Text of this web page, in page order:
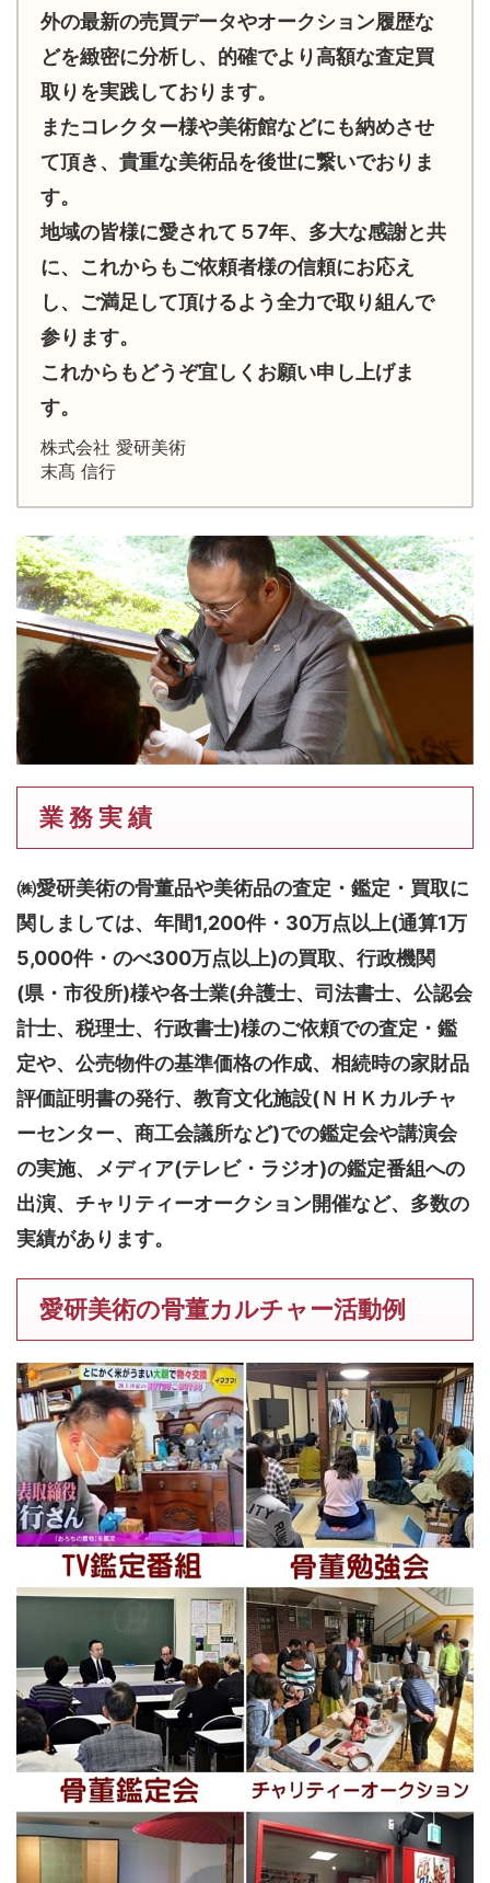
外の最新の売買データやオークション履歴な
どを緻密に分析し、的確でより高額な査定買
取りを実践しております。
またコレクター様や美術館などにも納めさせ
て頂き、貴重な美術品を後世に繋いでおりま
す。
地域の皆様に愛されて５7年、多大な感謝と共
に、これからもご依頼者様の信頼にお応え
し、ご満足して頂けるよう全力で取り組んで
参ります。
これからもどうぞ宜しくお願い申し上げま
す。
株式会社 愛研美術
末髙 信行
業 務 実 績
㈱愛研美術の骨董品や美術品の査定・鑑定・買取に
関しましては、 年間1,200件・30万点以上(通算1万
5,000件・のべ300万点以上)の買取、行政機関
(県・市役所)様や各士業(弁護士、司法書士、公認会
計士、税理士、行政書士)様のご依頼での査定・鑑
定や、公売物件の基準価格の作成、相続時の家財品
評価証明書の発行、教育文化施設(ＮＨＫカルチャ
ーセンター、商工会議所など)での鑑定会や講演会
の実施、メディア(テレビ・ラジオ)の鑑定番組への
出演、チャリティーオークション開催など、多数の
実績があります。
愛研美術の骨董カルチャー活動例